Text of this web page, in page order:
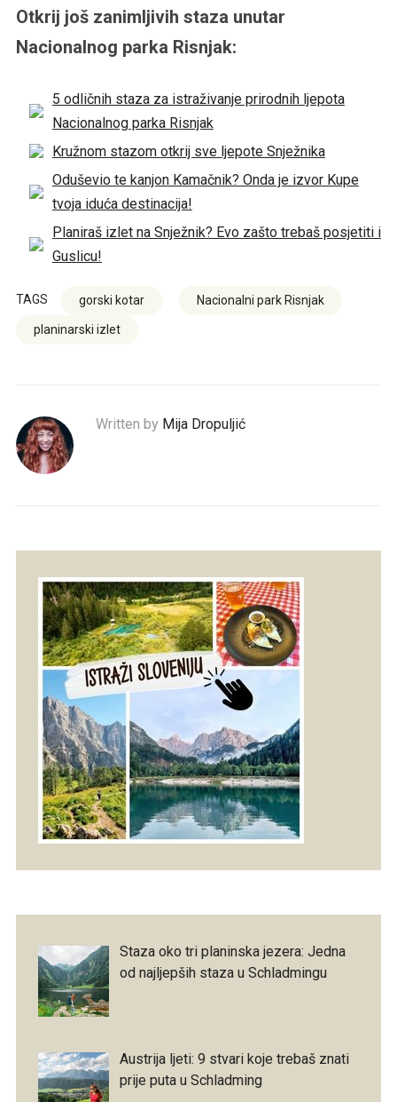
Otkrij još zanimljivih staza unutar
Nacionalnog parka Risnjak:
5 odličnih staza za istraživanje prirodnih ljepota
Nacionalnog parka Risnjak
Kružnom stazom otkrij sve ljepote Snježnika
Oduševio te kanjon Kamačnik? Onda je izvor Kupe
tvoja iduća destinacija!
Planiraš izlet na Snježnik? Evo zašto trebaš posjetiti i
Guslicu!
TAGS gorski kotar Nacionalni park Risnjak
planinarski izlet
Written by Mija Dropuljić
Staza oko tri planinska jezera: Jedna
od najljepših staza u Schladmingu
Austrija ljeti: 9 stvari koje trebaš znati
prije puta u Schladming